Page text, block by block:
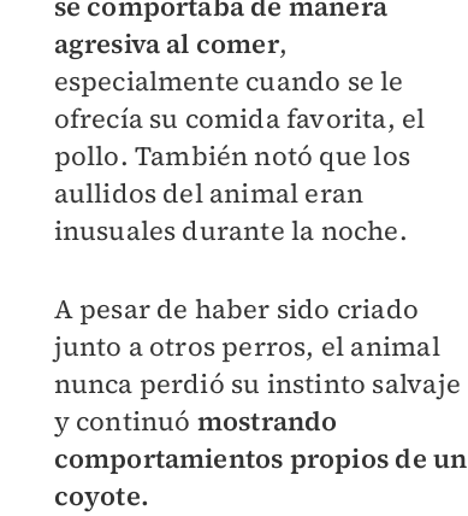
agresiva al comer,
especialmente cuando se le
ofrecía su comida favorita, el
pollo. También notó que los
aullidos del animal eran
inusuales durante la noche.
A pesar de haber sido criado
junto a otros perros, el animal
nunca perdió su instinto salvaje
y continuó mostrando
comportamientos propios de un
coyote.